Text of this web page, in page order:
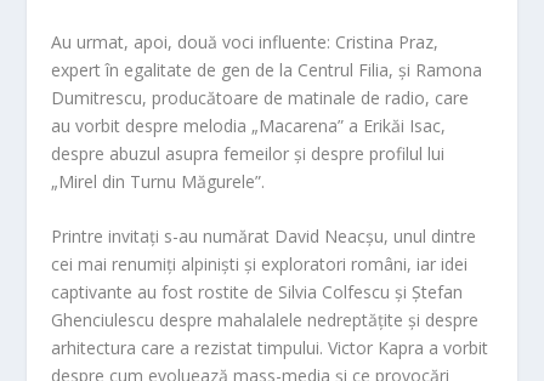
Au urmat, apoi, două voci influente: Cristina Praz,
expert în egalitate de gen de la Centrul Filia, și Ramona
Dumitrescu, producătoare de matinale de radio, care
au vorbit despre melodia „Macarena” a Erikăi Isac,
despre abuzul asupra femeilor și despre profilul lui
„Mirel din Turnu Măgurele”.
Printre invitați s-au numărat David Neacșu, unul dintre
cei mai renumiți alpiniști și exploratori români, iar idei
captivante au fost rostite de Silvia Colfescu și Ștefan
Ghenciulescu despre mahalalele nedreptățite și despre
arhitectura care a rezistat timpului. Victor Kapra a vorbit
despre cum evoluează mass-media și ce provocări